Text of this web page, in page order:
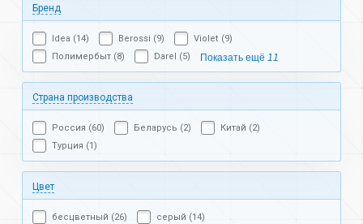
Бренд
Idea (14) Berossi (9)
Violet (9)
Полимербыт (8)
Darel (5) Показать ещё 11
Страна производства
Россия (60) Беларусь (2)
Китай (2)
Турция (1)
Цвет
бесцветный (26)
серый (14)